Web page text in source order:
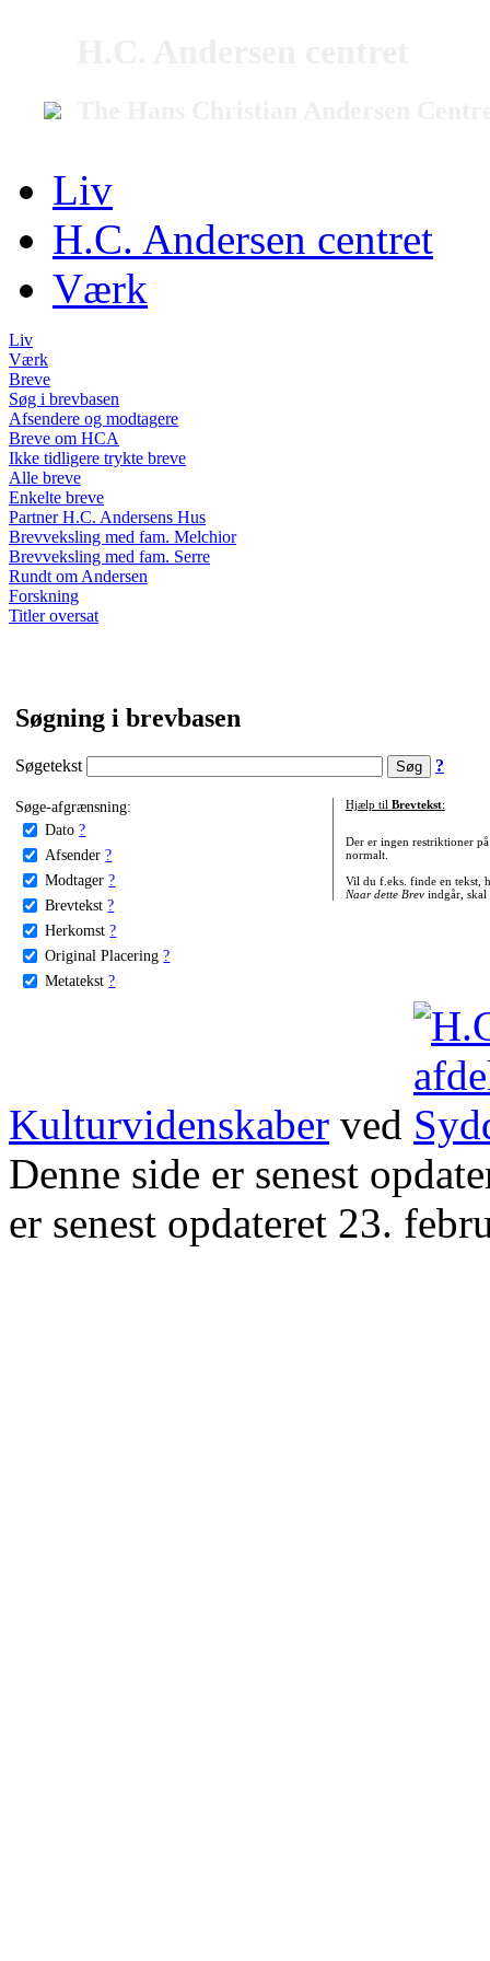
Liv
H.C. Andersen centret
Værk
Liv
Værk
Breve
Søg i brevbasen
Afsendere og modtagere
Breve om HCA
Ikke tidligere trykte breve
Alle breve
Enkelte breve
Partner H.C. Andersens Hus
Brevveksling med fam. Melchior
Brevveksling med fam. Serre
Rundt om Andersen
Forskning
Titler oversat
Søgning i brevbasen
Søgetekst ?
Søge-afgrænsning:
Dato ?
Afsender ?
Modtager ?
Brevtekst ?
Herkomst ?
Original Placering ?
Metatekst ?
Hjælp til Brevtekst:
Der er ingen restriktioner
normalt.
Vil du f.eks. finde en tekst,
Naar dette Brevindgår, skal
Kulturvidenskaber ved
Denne side er senest
er senest opdateret 23.